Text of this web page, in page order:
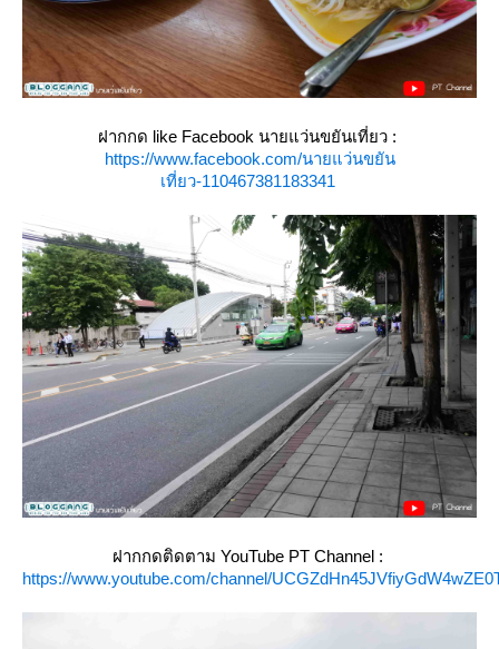
ฝากกด like Facebook นายแว่นขยันเที่ยว :
https://www.facebook.com/นายแว่นขยัน
เที่ยว-110467381183341
ฝากกดติดตาม YouTube PT Channel :
https://www.youtube.com/channel/